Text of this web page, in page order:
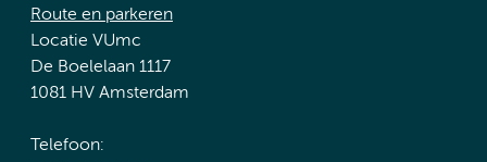
Route en parkeren
Locatie VUmc
De Boelelaan 1117
1081 HV Amsterdam
Telefoon: